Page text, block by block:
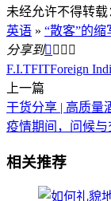
未经允许不得转载
英语 » “散客”的缩
分享到   
F.I.TFITForeign
上一篇
干货分享 | 高质量
疫情期间，问候与
相关推荐